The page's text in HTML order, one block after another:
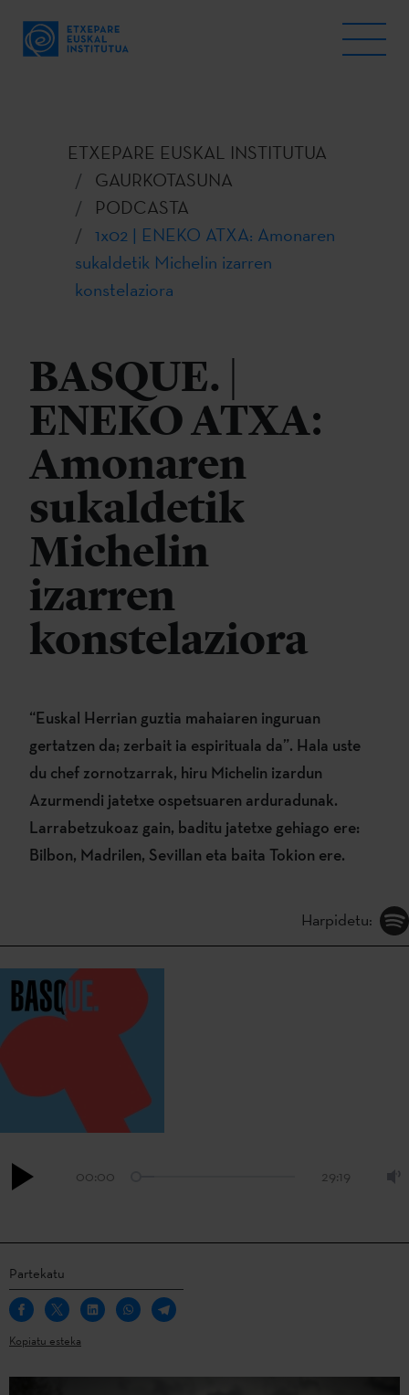
ETXEPARE EUSKAL INSTITUTUA
GAURKOTASUNA
PODCASTA
1x02 | ENEKO ATXA: Amonaren
sukaldetik Michelin izarren
konstelaziora
BASQUE. |
ENEKO ATXA:
Amonaren
sukaldetik
Michelin
izarren
konstelaziora
“Euskal Herrian guztia mahaiaren inguruan
gertatzen da; zerbait ia espirituala da”. Hala uste
du chef zornotzarrak, hiru Michelin izardun
Azurmendi jatetxe ospetsuaren arduradunak.
Larrabetzukoaz gain, baditu jatetxe gehiago ere:
Bilbon, Madrilen, Sevillan eta baita Tokion ere.
Harpidetu:
00:00 29:19
Partekatu
Kopiatu esteka